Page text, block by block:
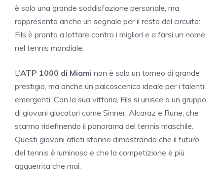
è solo una grande soddisfazione personale, ma
rappresenta anche un segnale per il resto del circuito:
Fils è pronto a lottare contro i migliori e a farsi un nome
nel tennis mondiale.
L’ATP 1000 di Miami non è solo un torneo di grande
prestigio, ma anche un palcoscenico ideale per i talenti
emergenti. Con la sua vittoria, Fils si unisce a un gruppo
di giovani giocatori come Sinner, Alcaraz e Rune, che
stanno ridefinendo il panorama del tennis maschile.
Questi giovani atleti stanno dimostrando che il futuro
del tennis è luminoso e che la competizione è più
agguerrita che mai.